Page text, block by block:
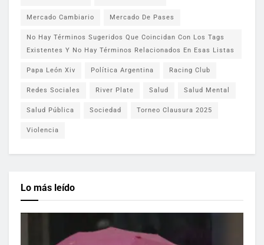
Mercado Cambiario Mercado De Pases
No Hay Términos Sugeridos Que Coincidan Con Los Tags
Existentes Y No Hay Términos Relacionados En Esas Listas
Papa León Xiv Política Argentina Racing Club
Redes Sociales River Plate Salud Salud Mental
Salud Pública Sociedad Torneo Clausura 2025
Violencia
Lo más leído